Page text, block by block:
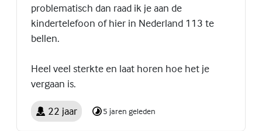
problematisch dan raad ik je aan de
kindertelefoon of hier in Nederland 113 te
bellen.
Heel veel sterkte en laat horen hoe het je
vergaan is.
22 jaar 5 jaren geleden